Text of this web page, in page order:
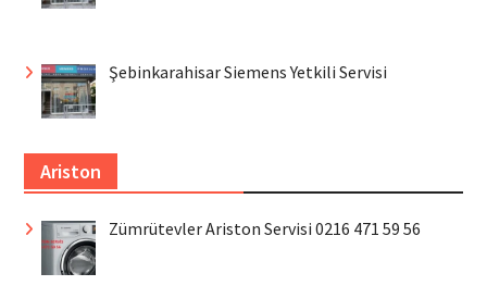
Şebinkarahisar Siemens Yetkili Servisi
Ariston
Zümrütevler Ariston Servisi 0216 471 59 56